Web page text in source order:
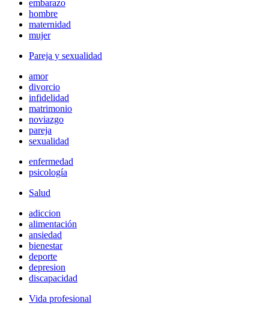
embarazo
hombre
maternidad
mujer
Pareja y sexualidad
amor
divorcio
infidelidad
matrimonio
noviazgo
pareja
sexualidad
enfermedad
psicología
Salud
adiccion
alimentación
ansiedad
bienestar
deporte
depresion
discapacidad
Vida profesional